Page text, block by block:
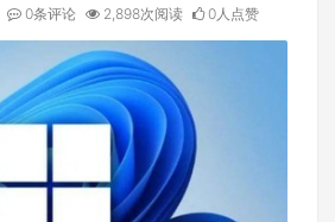
0条评论 2,898次阅读 0人点赞